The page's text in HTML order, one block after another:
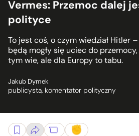
Vermes: Przemoc dalej
polityce
To jest coś, o czym wiedział Hitler
będą mogły się uciec do przemocy,
tym wie, ale dla Europy to tabu.
Jakub Dymek
publicysta, komentator polityczny